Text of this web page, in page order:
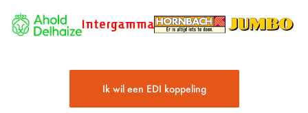
Ik wil een EDI koppeling